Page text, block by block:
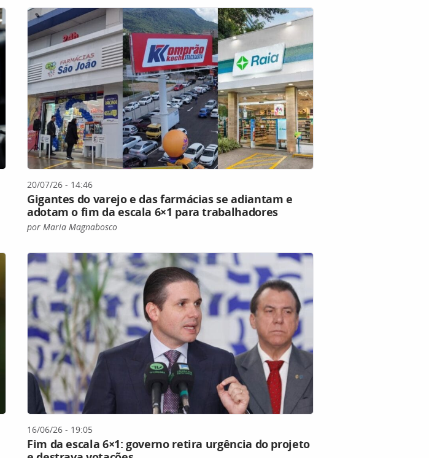
20/07/26 - 14:46
Gigantes do varejo e das farmácias se adiantam e
adotam o fim da escala 6×1 para trabalhadores
por Maria Magnabosco
16/06/26 - 19:05
Fim da escala 6×1: governo retira urgência do projeto